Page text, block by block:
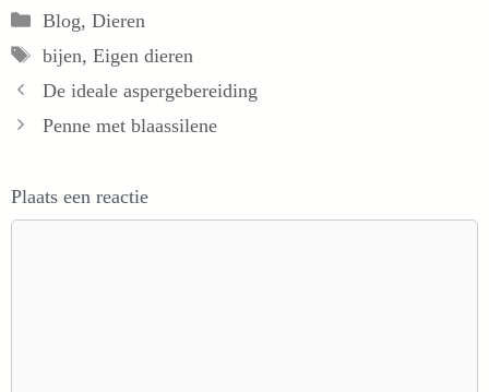
Categorieën
Blog, Dieren
Tags
bijen, Eigen dieren
De ideale aspergebereiding
Penne met blaassilene
Plaats een reactie